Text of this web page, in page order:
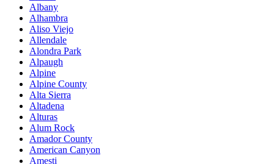
Albany
Alhambra
Aliso Viejo
Allendale
Alondra Park
Alpaugh
Alpine
Alpine County
Alta Sierra
Altadena
Alturas
Alum Rock
Amador County
American Canyon
Amesti